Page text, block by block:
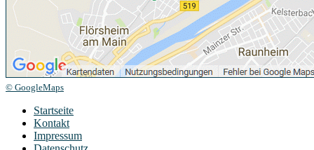
© GoogleMaps
Startseite
Kontakt
Impressum